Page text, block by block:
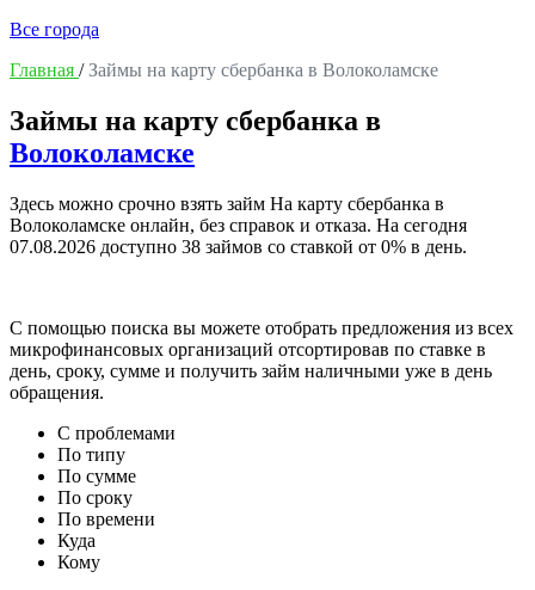
Все города
Главная /Займы на карту сбербанка в Волоколамске
Займы на карту сбербанка в
Волоколамске
Здесь можно срочно взять займ На карту сбербанка в
Волоколамске онлайн, без справок и отказа. На сегодня
07.08.2026 доступно 38 займов со ставкой от 0% в день.
С помощью поиска вы можете отобрать предложения из всех
микрофинансовых организаций отсортировав по ставке в
день, сроку, сумме и получить займ наличными уже в день
обращения.
С проблемами
По типу
По сумме
По сроку
По времени
Куда
Кому